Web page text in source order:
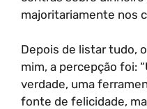
majoritariamente nos
Depois de listar tudo,
mim, a percepção foi:
verdade, uma
fonte de felicidade,